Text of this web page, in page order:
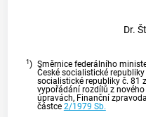
Dr.
1) Směrnice federálního
České socialistické
socialistické republiky č. 81
vypořádání rozdílů z
úpravách, Finanční
částce 2/1979 Sb.